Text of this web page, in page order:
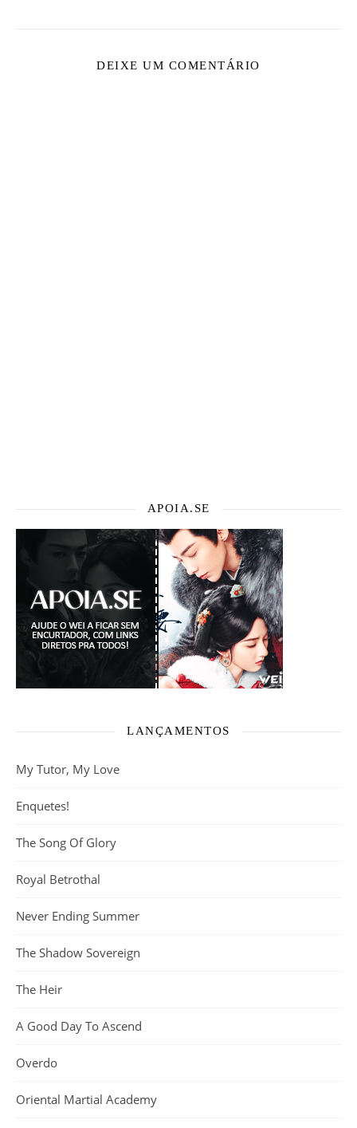
DEIXE UM COMENTÁRIO
APOIA.SE
LANÇAMENTOS
My Tutor, My Love
Enquetes!
The Song Of Glory
Royal Betrothal
Never Ending Summer
The Shadow Sovereign
The Heir
A Good Day To Ascend
Overdo
Oriental Martial Academy